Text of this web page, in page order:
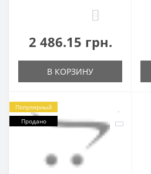
2 486.15 грн.
В КОРЗИНУ
Популярный
Продано